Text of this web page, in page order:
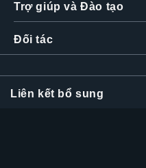
Trợ giúp và Đào tạo
Đối tác
Liên kết bổ sung